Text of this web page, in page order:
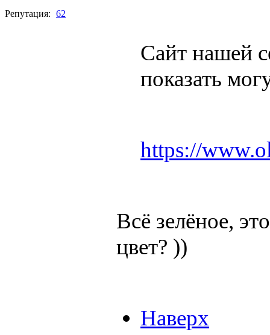
Репутация: 62
Сайт нашей
показать
https://
Всё зелёное,
цвет? ))
Наверх